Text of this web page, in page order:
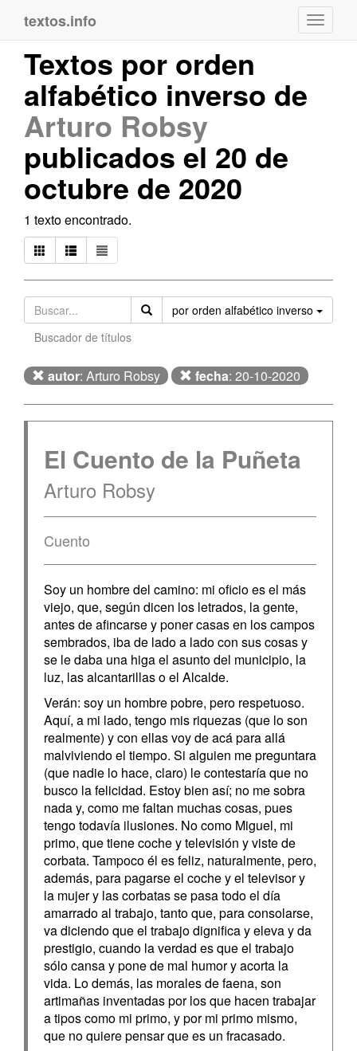
textos.info
Textos por orden
alfabético inverso de
Arturo Robsy
publicados el 20 de
octubre de 2020
1 texto encontrado.
por orden alfabético inverso
Buscador de títulos
autor: Arturo Robsy fecha: 20-10-2020
El Cuento de la Puñeta
Arturo Robsy
Cuento
Soy un hombre del camino: mi oficio es el más
viejo, que, según dicen los letrados, la gente,
antes de afincarse y poner casas en los campos
sembrados, iba de lado a lado con sus cosas y
se le daba una higa el asunto del municipio, la
luz, las alcantarillas o el Alcalde.
Verán: soy un hombre pobre, pero respetuoso.
Aquí, a mi lado, tengo mis riquezas (que lo son
realmente) y con ellas voy de acá para allá
malviviendo el tiempo. Si alguien me preguntara
(que nadie lo hace, claro) le contestaría que no
busco la felicidad. Estoy bien así; no me sobra
nada y, como me faltan muchas cosas, pues
tengo todavía ilusiones. No como Miguel, mi
primo, que tiene coche y televisión y viste de
corbata. Tampoco él es feliz, naturalmente, pero,
además, para pagarse el coche y el televisor y
la mujer y las corbatas se pasa todo el día
amarrado al trabajo, tanto que, para consolarse,
va diciendo que el trabajo dignifica y eleva y da
prestigio, cuando la verdad es que el trabajo
sólo cansa y pone de mal humor y acorta la
vida. Lo demás, las morales de faena, son
artimañas inventadas por los que hacen trabajar
a tipos como mi primo, y por mi primo mismo,
que no quiere pensar que es un fracasado.